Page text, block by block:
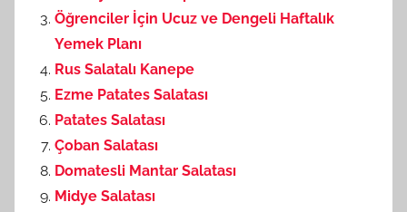
Öğrenciler İçin Ucuz ve Dengeli Haftalık
Yemek Planı
Rus Salatalı Kanepe
Ezme Patates Salatası
Patates Salatası
Çoban Salatası
Domatesli Mantar Salatası
Midye Salatası